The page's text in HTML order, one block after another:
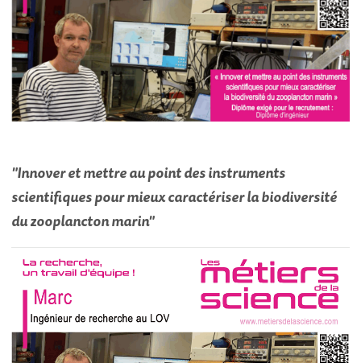
​"Innover et mettre au point des instruments
scientifiques pour mieux caractériser la biodiversité
du zooplancton marin"